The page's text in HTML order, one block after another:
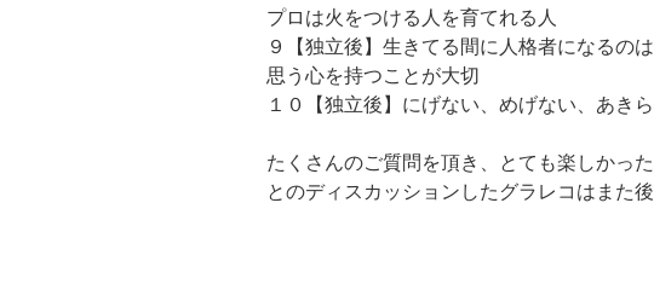
プロは火をつける人を育てれる人
９【独立後】生きてる間に人格者になるの
思う心を持つことが大切
１０【独立後】にげない、めげない、あきら
たくさんのご質問を頂き、とても楽しかっ
とのディスカッションしたグラレコはまた後